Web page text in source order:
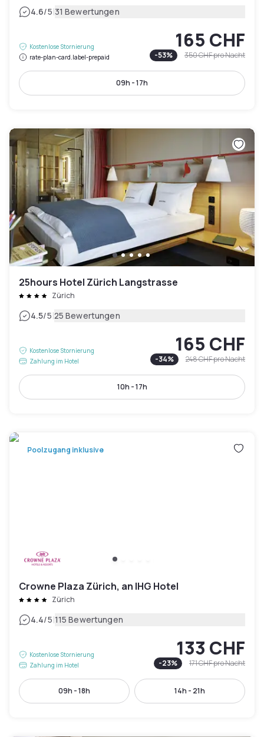
4.6/5|31 Bewertungen
Kostenlose Stornierung
rate-plan-card.label-prepaid
165 CHF
-53% 350 CHFpro Nacht
09h - 17h
25hours Hotel Zürich Langstrasse
Zürich
4.5/5|25 Bewertungen
Kostenlose Stornierung
Zahlung im Hotel
165 CHF
-34% 248 CHFpro Nacht
10h - 17h
Poolzugang inklusive
Crowne Plaza Zürich, an IHG Hotel
Zürich
4.4/5|115 Bewertungen
Kostenlose Stornierung
Zahlung im Hotel
133 CHF
-23% 171 CHFpro Nacht
09h - 18h 14h - 21h